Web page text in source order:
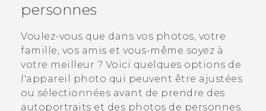
Appareils HTC & Accessoires
Achat & Règlement Questions
personnes
Voulez-vous que dans vos photos, votre
famille, vos amis et vous-même soyez à
votre meilleur ? Voici quelques options de
l'appareil photo qui peuvent être ajustées
ou sélectionnées avant de prendre des
autoportraits et des photos de personnes.